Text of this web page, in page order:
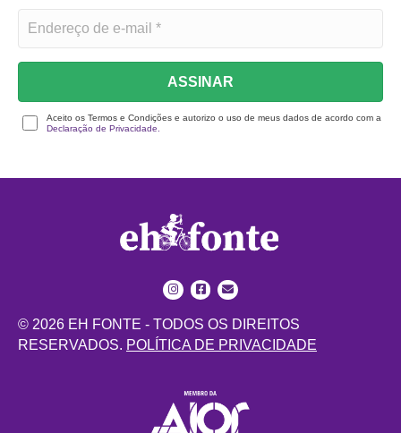
ASSINAR
Aceito os Termos e Condições e autorizo o uso de meus dados de acordo com a
Declaração de Privacidade.
© 2026 EH FONTE - TODOS OS DIREITOS
RESERVADOS. POLÍTICA DE PRIVACIDADE